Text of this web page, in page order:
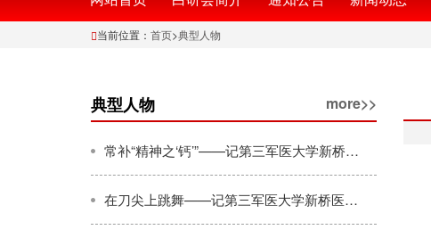
当前位置： 首页>典型人物
典型人物 more>>
常补“精神之‘钙’”——记第三军医大学新桥医院心外科主任肖颖彬（下）
在刀尖上跳舞——记第三军医大学新桥医院心外科主任肖颖彬（上）